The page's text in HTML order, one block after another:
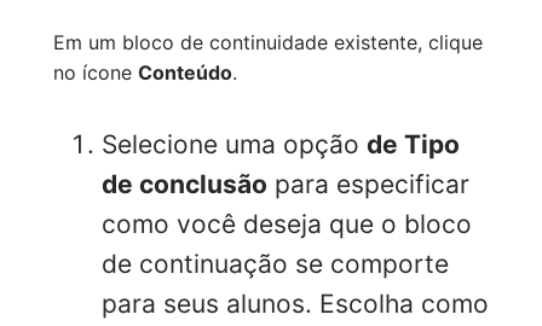
Em um bloco de continuidade existente, clique
no ícone Conteúdo.
Selecione uma opção de Tipo
de conclusão para especificar
como você deseja que o bloco
de continuação se comporte
para seus alunos. Escolha como